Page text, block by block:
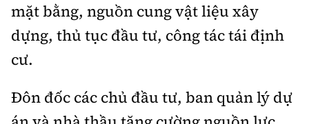
mặt bằng, nguồn cung vật liệu xây
dựng, thủ tục đầu tư, công tác tái định
cư.
Đôn đốc các chủ đầu tư, ban quản lý dự